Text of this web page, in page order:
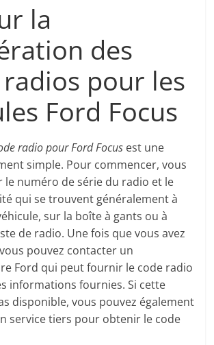
la
des
pour les
Ford Focus
radio pour Ford Focus est une
simple. Pour commencer, vous
le numéro de série du radio et le
qui se trouvent généralement à
sur la boîte à gants ou à
de radio. Une fois que vous avez
pouvez contacter un
Ford qui peut fournir le code radio
informations fournies. Si cette
disponible, vous pouvez également
service tiers pour obtenir le code